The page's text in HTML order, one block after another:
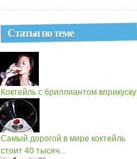
Статьи по теме
Коктейль с бриллиантом вприкуску
Самый дорогой в мире коктейль
стоит 40 тысяч...